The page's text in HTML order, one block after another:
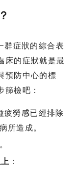
症狀的綜合表
床的症狀就是最
預防中心的標
檢吧：
疲勞感已經排除
所造成。
。
：